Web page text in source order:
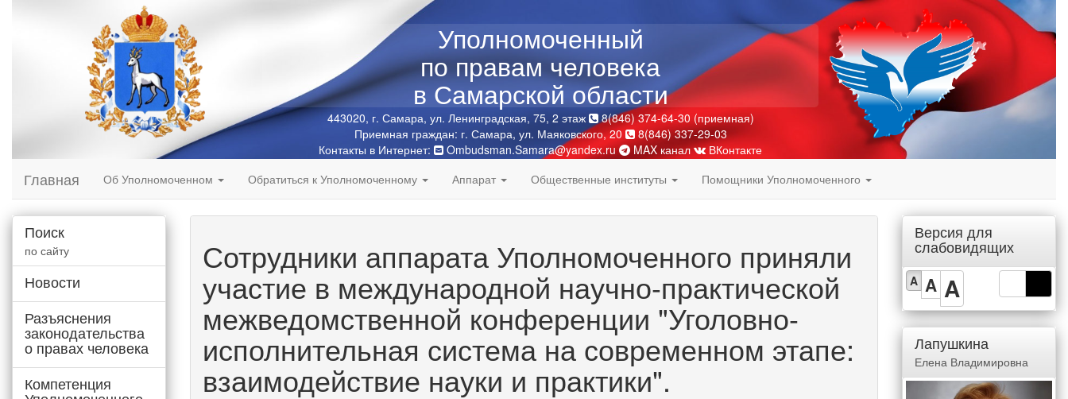
Уполномоченный
по правам человека
в Самарской области
443020, г. Самара, ул. Ленинградская, 75, 2 этаж
8(846) 374-64-30 (приемная)
Приемная граждан: г. Самара, ул. Маяковского, 20
8(846) 337-29-03
Контакты в Интернет:
Ombudsman.Samara@yandex.ru MAX канал ВКонтакте
Главная Об Уполномоченном Обратиться к Уполномоченному Аппарат Общественные институты Помощники Уполномоченного
Поиск
по сайту
Новости
Разъяснения
законодательства
о правах человека
Компетенция
Сотрудники аппарата Уполномоченного приняли
участие в международной научно-практической
межведомственной конференции "Уголовно-
исполнительная система на современном этапе:
взаимодействие науки и практики".
Версия для
слабовидящих
A A A
Лапушкина
Елена Владимировна